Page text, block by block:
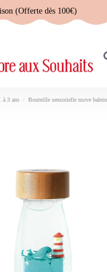
(Offerte dès 100€)
à 3 ans Bouteille sensorielle move